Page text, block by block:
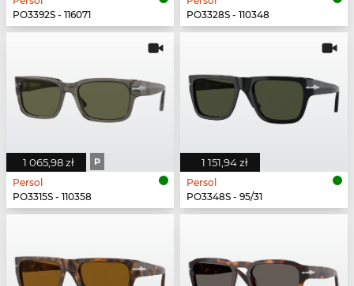
PO3392S - 116071
PO3328S - 110348
1 065,98 zł P
Persol
PO3315S - 110358
1 151,94 zł
Persol
PO3348S - 95/31